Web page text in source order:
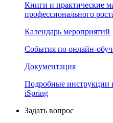
Книги и практические
профессионального
Календарь мероприятий
События по онлайн-
Документация
Подробные инструкции
iSpring
Задать вопрос